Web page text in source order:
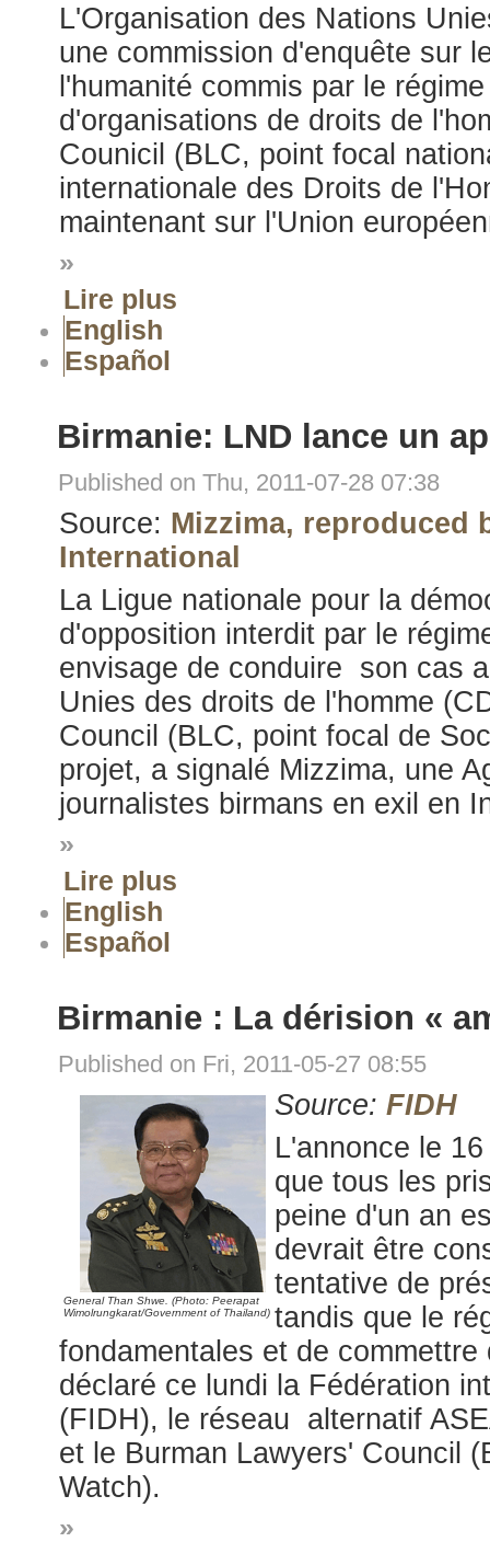
L'Organisation des Nations
une commission d'enquête sur
l'humanité commis par le
d'organisations de droits de
Counicil (BLC, point focal
internationale des Droits de
maintenant sur l'Union
»
Lire plus
English
Español
Birmanie: LND lance un
Published on Thu, 2011-07-28 07:38
Source: Mizzima, reproduced
International
La Ligue nationale pour la
d'opposition interdit par le
envisage de conduire son cas
Unies des droits de l'homme
Council (BLC, point focal de
projet, a signalé Mizzima, une
journalistes birmans en exil en
»
Lire plus
English
Español
Birmanie : La dérision «
Published on Fri, 2011-05-27 08:55
General Than Shwe. (Photo: Peerapat
Wimolrungkarat/Government of Thailand)
Source: FIDH
L'annonce le
que tous les
peine d'un an
devrait être
tentative de
tandis que le
fondamentales et de
déclaré ce lundi la Fédération
(FIDH), le réseau alternatif
et le Burman Lawyers' Council
Watch).
»